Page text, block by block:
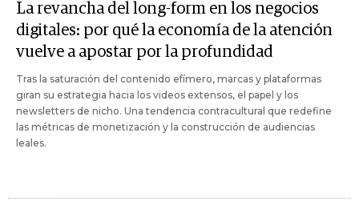
La revancha del long-form en los negocios
digitales: por qué la economía de la atención
vuelve a apostar por la profundidad
Tras la saturación del contenido efímero, marcas y plataformas
giran su estrategia hacia los videos extensos, el papel y los
newsletters de nicho. Una tendencia contracultural que redefine
las métricas de monetización y la construcción de audiencias
leales.